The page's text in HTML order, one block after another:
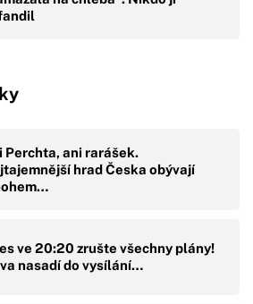
Perchta, ani rarášek.
hrad Česka obývají
ve 20:20 zrušte všechny plány!
nasadí do vysílání…